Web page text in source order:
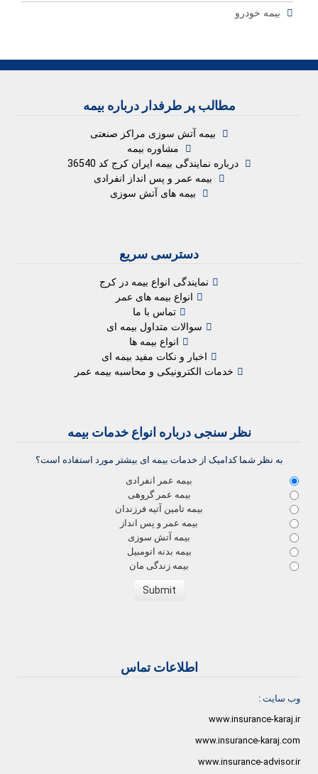
بیمه خودرو
مطالب پر طرفدار درباره بیمه
بیمه آتش سوزی مراکز صنعتی
مشاوره بیمه
درباره نمایندگی بیمه ایران کرج کد 36540
بیمه عمر و پس انداز انفرادی
بیمه های آتش سوزی
دسترسی سریع
نمایندگی انواع بیمه در کرج
انواع بیمه های عمر
تماس با ما
سوالات متداول بیمه ای
انواع بیمه ها
اخبار و نکات مفید بیمه ای
خدمات الکترونیکی و محاسبه بیمه عمر
نظر سنجی درباره انواع خدمات بیمه
به نظر شما کدامیک از خدمات بیمه ای بیشتر مورد استفاده است؟
بیمه عمر انفرادی
بیمه عمر گروهی
بیمه تامین آتیه فرزندان
بیمه عمر و پس انداز
بیمه آتش سوزی
بیمه بدنه اتومبیل
بیمه زندگی مان
اطلاعات تماس
وب سایت :
www.insurance-karaj.ir
www.insurance-karaj.com
www.insurance-advisor.ir